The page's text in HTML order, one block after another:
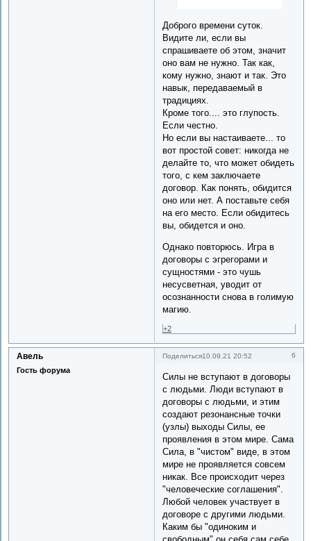
Доброго времени суток.
Видите ли, если вы
спрашиваете об этом, значит
оно вам не нужно. Так как,
кому нужно, знают и так. Это
навык, передаваемый в
традициях.
Кроме того.... это глупость.
Если честно.
Но если вы настаиваете... то
вот простой совет: никогда не
делайте то, что может обидеть
того, с кем заключаете
договор. Как понять, обидится
оно или нет. А поставьте себя
на его место. Если обидитесь
вы, обидется и оно.
Однако повторюсь. Игра в
договоры с эгрегорами и
сущностями - это чушь
несусветная, уводит от
осознанности снова в голимую
магию.
+2
Поделиться 6
10.09.21 20:52
Авель
Гость форума
Силы не вступают в договоры
с людьми. Люди вступают в
договоры с людьми, и этим
создают резонансные точки
(узлы) выходы Силы, ее
проявления в этом мире. Сама
Сила, в "чистом" виде, в этом
мире не проявляется совсем
никак. Все происходит через
"человеческие соглашения".
Любой человек участвует в
договоре с другими людьми.
Каким бы "одиноким и